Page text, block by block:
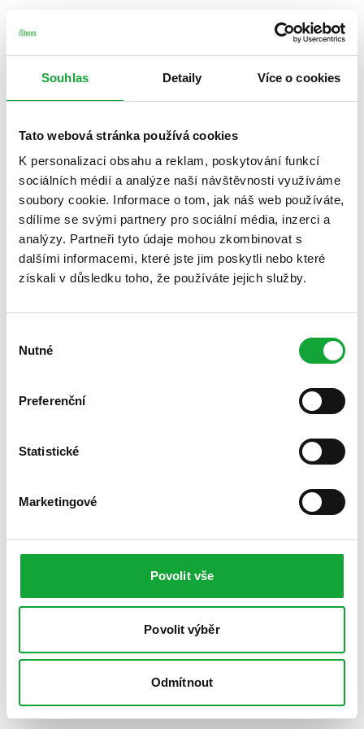
Souhlas Detaily Více o cookies
Tato webová stránka používá cookies
K personalizaci obsahu a reklam, poskytování funkcí
sociálních médií a analýze naší návštěvnosti využíváme
soubory cookie. Informace o tom, jak náš web používáte,
sdílíme se svými partnery pro sociální média, inzerci a
analýzy. Partneři tyto údaje mohou zkombinovat s
dalšími informacemi, které jste jim poskytli nebo které
získali v důsledku toho, že používáte jejich služby.
souhlasu
Nutné
Preferenční
Statistické
Marketingové
Povolit vše
Povolit výběr
Odmítnout